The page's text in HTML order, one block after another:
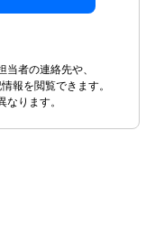
者の連絡先や、
報を閲覧できます。
ります。